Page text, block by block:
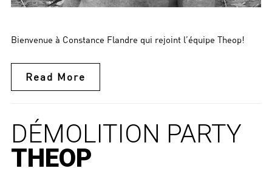
Bienvenue à Constance Flandre qui rejoint l’équipe Theop!
Read More
DÉMOLITION PARTY
THEOP